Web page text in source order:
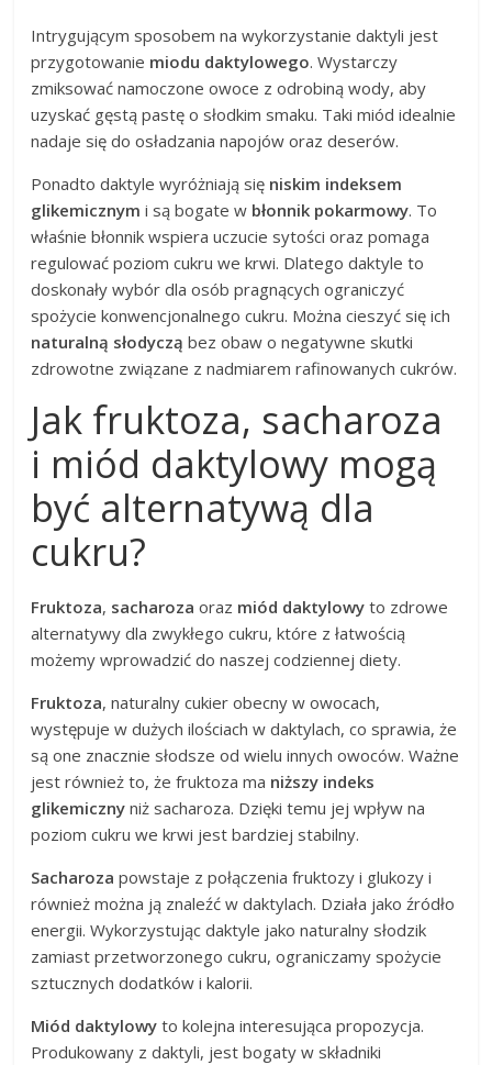
Intrygującym sposobem na wykorzystanie daktyli jest
przygotowanie miodu daktylowego. Wystarczy
zmiksować namoczone owoce z odrobiną wody, aby
uzyskać gęstą pastę o słodkim smaku. Taki miód idealnie
nadaje się do osładzania napojów oraz deserów.
Ponadto daktyle wyróżniają się niskim indeksem
glikemicznym i są bogate w błonnik pokarmowy. To
właśnie błonnik wspiera uczucie sytości oraz pomaga
regulować poziom cukru we krwi. Dlatego daktyle to
doskonały wybór dla osób pragnących ograniczyć
spożycie konwencjonalnego cukru. Można cieszyć się ich
naturalną słodyczą bez obaw o negatywne skutki
zdrowotne związane z nadmiarem rafinowanych cukrów.
Jak fruktoza, sacharoza
i miód daktylowy mogą
być alternatywą dla
cukru?
Fruktoza, sacharoza oraz miód daktylowy to zdrowe
alternatywy dla zwykłego cukru, które z łatwością
możemy wprowadzić do naszej codziennej diety.
Fruktoza, naturalny cukier obecny w owocach,
występuje w dużych ilościach w daktylach, co sprawia, że
są one znacznie słodsze od wielu innych owoców. Ważne
jest również to, że fruktoza ma niższy indeks
glikemiczny niż sacharoza. Dzięki temu jej wpływ na
poziom cukru we krwi jest bardziej stabilny.
Sacharoza powstaje z połączenia fruktozy i glukozy i
również można ją znaleźć w daktylach. Działa jako źródło
energii. Wykorzystując daktyle jako naturalny słodzik
zamiast przetworzonego cukru, ograniczamy spożycie
sztucznych dodatków i kalorii.
Miód daktylowy to kolejna interesująca propozycja.
Produkowany z daktyli, jest bogaty w składniki